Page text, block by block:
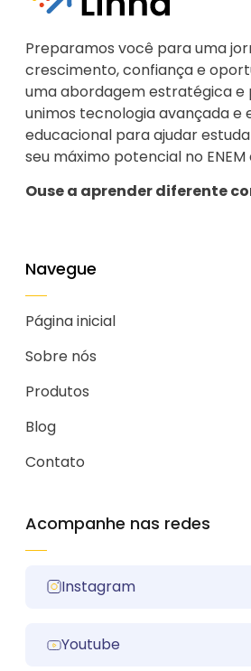
Preparamos você para uma
crescimento, confiança e
uma abordagem estratégica e
unimos tecnologia avançada e
educacional para ajudar
seu máximo potencial no ENEM
Ouse a aprender diferente
Navegue
Página inicial
Sobre nós
Produtos
Blog
Contato
Acompanhe nas redes
Instagram
Youtube